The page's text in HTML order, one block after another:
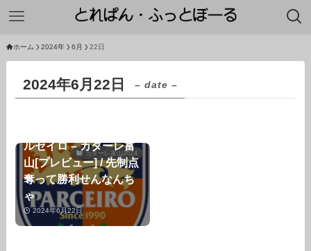
ホーム 2024年 6月 22日
2024年6月22日 – date –
カターレ富山2024
ルセイロ – カターレ富
山[プレビュー] / 先制点
奪って勝利せんなんち
ゃ
2024年6月22日